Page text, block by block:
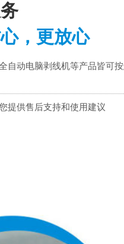
，更放心
自动电脑剥线机等产品皆可
提供售后支持和使用建议